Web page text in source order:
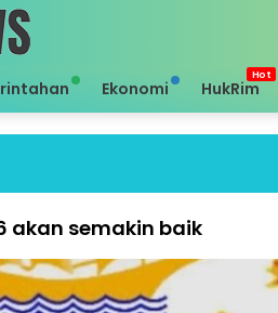
Ekonomi HukRim
akan semakin baik